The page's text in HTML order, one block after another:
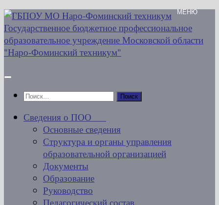
Перейти
к
содержимому
Найти:
Сведения о ПОО
Основные сведения
Структура и органы управления
образовательной организацией
Документы
Образование
Руководство
Педагогический состав